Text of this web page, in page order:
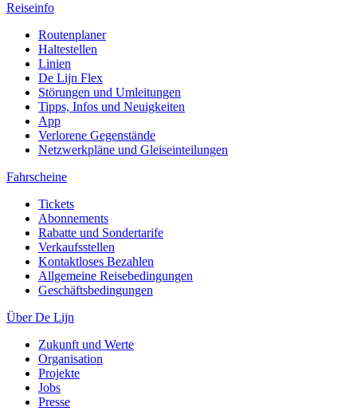
Reiseinfo
Routenplaner
Haltestellen
Linien
De Lijn Flex
Störungen und Umleitungen
Tipps, Infos und Neuigkeiten
App
Verlorene Gegenstände
Netzwerkpläne und Gleiseinteilungen
Fahrscheine
Tickets
Abonnements
Rabatte und Sondertarife
Verkaufsstellen
Kontaktloses Bezahlen
Allgemeine Reisebedingungen
Geschäftsbedingungen
Über De Lijn
Zukunft und Werte
Organisation
Projekte
Jobs
Presse